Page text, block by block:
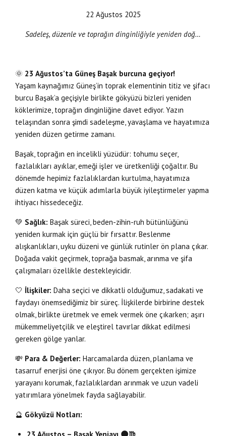
22 Ağustos 2025
Sadeleş, düzenle ve toprağın dinginliğiyle yeniden doğ…
🌞 23 Ağustos’ta Güneş Başak burcuna geçiyor!
Yaşam kaynağımız Güneş’in toprak elementinin titiz ve şifacı
burcu Başak’a geçişiyle birlikte gökyüzü bizleri yeniden
köklerimize, toprağın dinginliğine davet ediyor. Yazın
telaşından sonra şimdi sadeleşme, yavaşlama ve hayatımıza
yeniden düzen getirme zamanı.
Başak, toprağın en incelikli yüzüdür: tohumu seçer,
fazlalıkları ayıklar, emeği işler ve üretkenliği çoğaltır. Bu
dönemde hepimiz fazlalıklardan kurtulma, hayatımıza
düzen katma ve küçük adımlarla büyük iyileştirmeler yapma
ihtiyacı hissedeceğiz.
💚 Sağlık: Başak süreci, beden-zihin-ruh bütünlüğünü
yeniden kurmak için güçlü bir fırsattır. Beslenme
alışkanlıkları, uyku düzeni ve günlük rutinler ön plana çıkar.
Doğada vakit geçirmek, toprağa basmak, arınma ve şifa
çalışmaları özellikle destekleyicidir.
🤍 İlişkiler: Daha seçici ve dikkatli olduğumuz, sadakati ve
faydayı önemsediğimiz bir süreç. İlişkilerde birbirine destek
olmak, birlikte üretmek ve emek vermek öne çıkarken; aşırı
mükemmeliyetçilik ve eleştirel tavırlar dikkat edilmesi
gereken gölge yanlar.
💸 Para & Değerler: Harcamalarda düzen, planlama ve
tasarruf enerjisi öne çıkıyor. Bu dönem gerçekten işimize
yarayanı korumak, fazlalıklardan arınmak ve uzun vadeli
yatırımlara yönelmek fayda sağlayabilir.
🔮 Gökyüzü Notları:
23 Ağustos – Başak Yeniayı 🌑♍